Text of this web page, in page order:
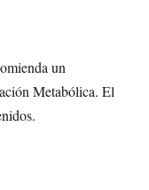
un
Metabólica. El